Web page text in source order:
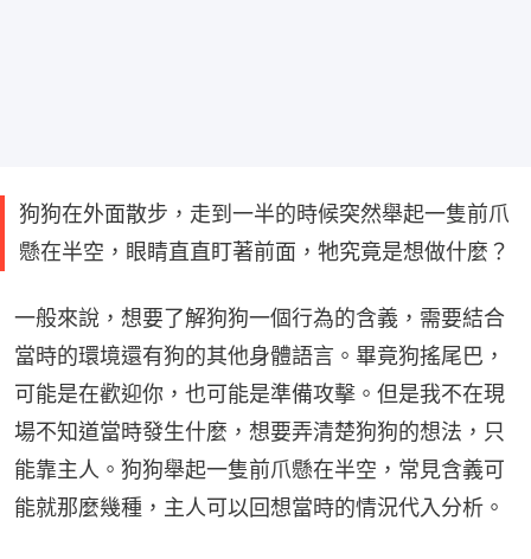
狗狗在外面散步，走到一半的時候突然舉起一隻前爪
懸在半空，眼睛直直盯著前面，牠究竟是想做什麼？
一般來說，想要了解狗狗一個行為的含義，需要結合
當時的環境還有狗的其他身體語言。畢竟狗搖尾巴，
可能是在歡迎你，也可能是準備攻擊。但是我不在現
場不知道當時發生什麼，想要弄清楚狗狗的想法，只
能靠主人。狗狗舉起一隻前爪懸在半空，常見含義可
能就那麼幾種，主人可以回想當時的情況代入分析。